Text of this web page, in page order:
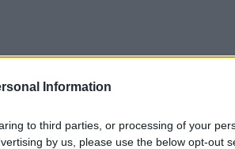
Information
to third parties, or processing of your
by us, please use the below opt-out